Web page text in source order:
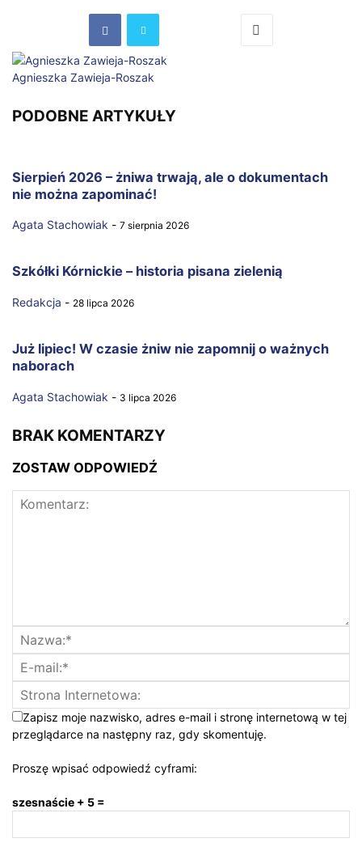
Agnieszka Zawieja-Roszak
PODOBNE ARTYKUŁY
Sierpień 2026 – żniwa trwają, ale o dokumentach
nie można zapominać!
Agata Stachowiak - 7 sierpnia 2026
Szkółki Kórnickie – historia pisana zielenią
Redakcja - 28 lipca 2026
Już lipiec! W czasie żniw nie zapomnij o ważnych
naborach
Agata Stachowiak - 3 lipca 2026
BRAK KOMENTARZY
ZOSTAW ODPOWIEDŹ
Zapisz moje nazwisko, adres e-mail i stronę internetową w tej
przeglądarce na następny raz, gdy skomentuję.
Proszę wpisać odpowiedź cyframi:
szesnaście + 5 =